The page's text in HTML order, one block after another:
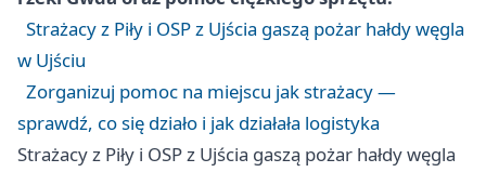
Strażacy z Piły i OSP z Ujścia gaszą pożar hałdy węgla
w Ujściu
Zorganizuj pomoc na miejscu jak strażacy —
sprawdź, co się działo i jak działała logistyka
Strażacy z Piły i OSP z Ujścia gaszą pożar hałdy węgla